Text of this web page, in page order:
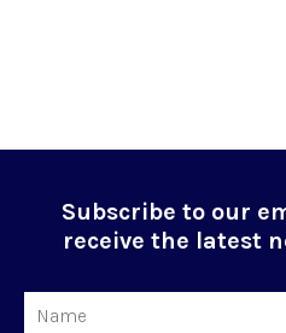
Subscribe to our
receive the latest